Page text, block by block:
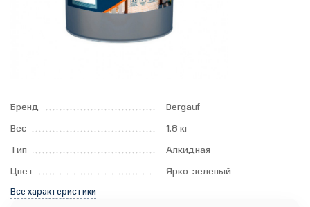
Бренд
Bergauf
Вес
1.8 кг
Тип
Алкидная
Цвет
Ярко-зеленый
Все характеристики